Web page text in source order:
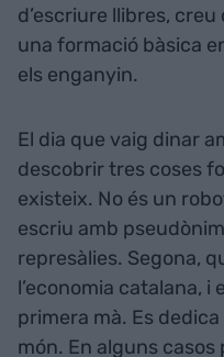
d’escriure llibres,
una formació bàsica
els enganyin.
El dia que vaig dinar
descobrir tres coses
existeix. No és un
escriu amb
represàlies. Segona,
l’economia catalana, i
primera mà. Es
món. En alguns